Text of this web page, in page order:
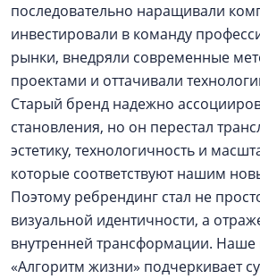
последовательно наращивали
инвестировали в команду
рынки, внедряли современные
проектами и оттачивали
Старый бренд надежно
становления, но он перестал
эстетику, технологичность и
которые соответствуют нашим
Поэтому ребрендинг стал не
визуальной идентичности, а
внутренней трансформации. Наше
«Алгоритм жизни» подчеркивает